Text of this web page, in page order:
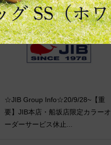
☆JIB Group Info☆20/9/28~【重
要】JIB本店・船坂店限定カラーオ
ーダーサービス休止...